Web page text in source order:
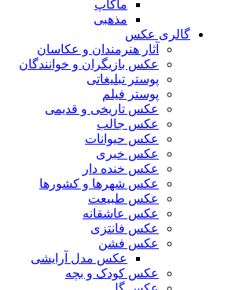
ماکاپ
مذهبی
گالری عکس
آثار هنرمندان و عکاسان
عکس بازیگران و خوانندگان
پوستر تبلیغاتی
پوستر فیلم
عکس تاریخی و قدیمی
عکس جالب
عکس حیوانات
عکس خبری
عکس خنده دار
عکس شهرها و کشورها
عکس طبیعت
عکس عاشقانه
عکس فانتزی
عکس فشن
عکس مدل آرایشی
عکس کودک و بچه